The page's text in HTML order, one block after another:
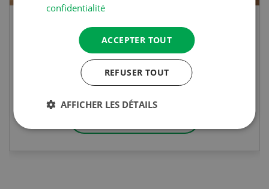
Rouleaux de printemps
Rouleaux de printemps aux poulet
confidentialité
ACCEPTER TOUT
REFUSER TOUT
AFFICHER LES DÉTAILS